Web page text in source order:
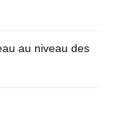
au niveau des